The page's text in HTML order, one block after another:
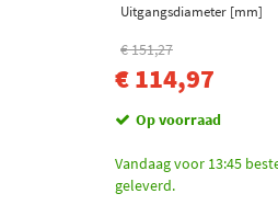
Uitgangsdiameter [mm]
€ 151,27
€ 114,97
Op voorraad
Vandaag voor 13:45
geleverd.